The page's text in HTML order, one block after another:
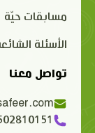
مسابقات حيّة
الأسئلة
تواصل معنا